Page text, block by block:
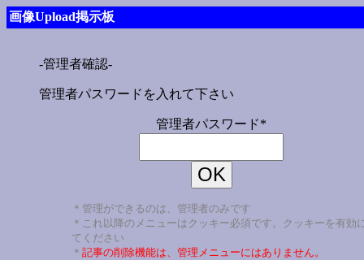
画像Upload掲示板
-管理者確認-
管理者パスワードを入れて下さい
管理者パスワード*
＊管理ができるのは、管理者のみです
＊これ以降のメニューはクッキー必須です。クッキーを有効
てください
＊ 記事の削除機能は、管理メニューにはありません。